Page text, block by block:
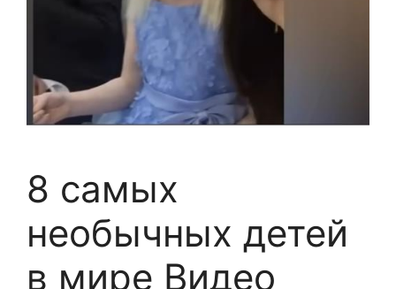
8 самых
необычных детей
в мире Видео